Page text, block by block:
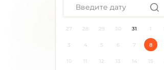
27 28 29 30 31 1
3 4 5 6 7 8
10 11 12 13 14 15